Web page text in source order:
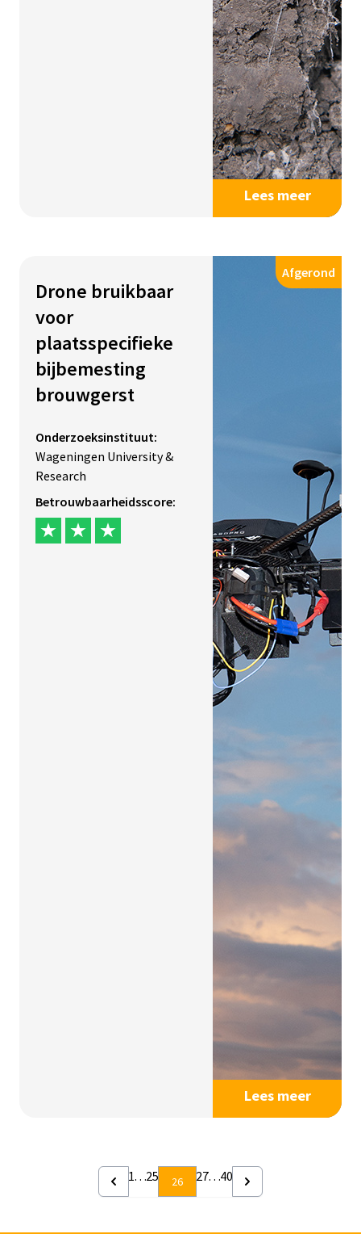
Lees meer
Drone bruikbaar
voor
plaatsspecifieke
bijbemesting
brouwgerst
Onderzoeksinstituut:
Wageningen University &
Research
Betrouwbaarheidsscore:
Afgerond
Lees meer
Previous
1…25 26 27…40
Next